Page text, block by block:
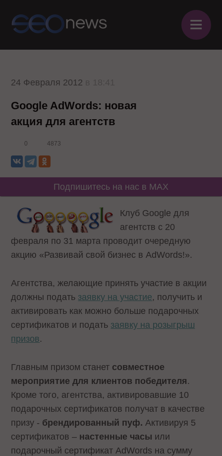
≡
24 Февраля 2012
Google AdWords: новая
акция для агентств
0 4873
Подпишитесь на нас в MAX
Клуб Google для
агентств с 20
февраля по 31 марта проводит очередную
акцию «Развивай свой бизнес в AdWords!».
Агентства, желающие принять участие в акции
должны подать заявку на участие, получить и
активировать как можно больше подарочных
сертификатов и подать заявку на розыгрыш
призов.
Главным призом станет совместное
мероприятие для клиентов победителя .
Кроме того, агентства, активировавшие 10
подарочных сертификатов получат в качестве
призу - брендированный пуф. Активируя 5
сертификатов – настенные часы или
подарочный сертификат AdWords на сумму